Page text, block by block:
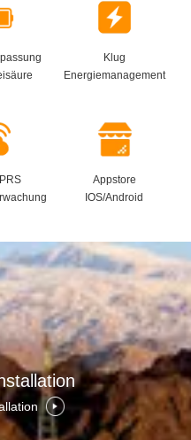
Klug
Energiemanagement
Appstore
IOS/Android